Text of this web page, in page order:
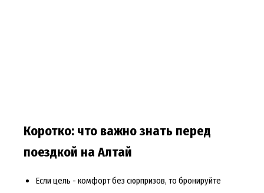
Коротко: что важно знать перед
поездкой на Алтай
Если цель - комфорт без сюрпризов, то бронируйте